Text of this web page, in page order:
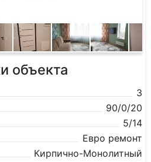
объекта
3
90/0/20
5/14
Евро ремонт
Кирпично-Монолитный